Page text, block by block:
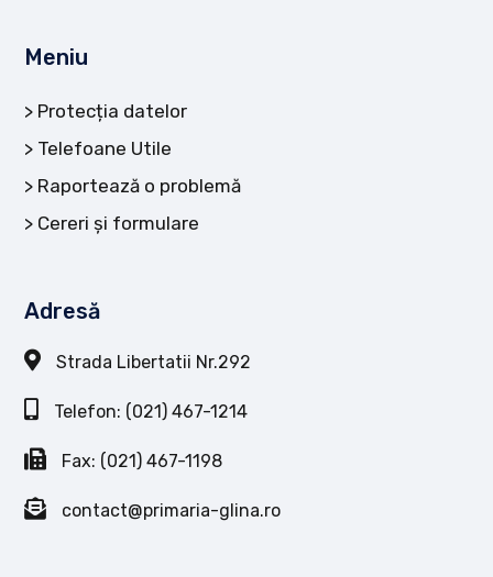
Meniu
Protecția datelor
Telefoane Utile
Raportează o problemă
Cereri și formulare
Adresă
Strada Libertatii Nr.292
Telefon: (021) 467-1214
Fax: (021) 467-1198
contact@primaria-glina.ro